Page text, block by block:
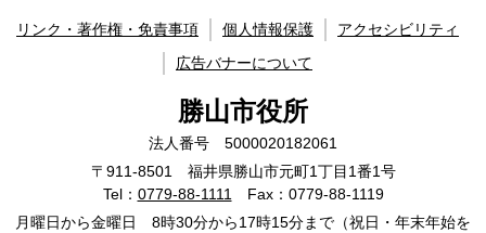
リンク・著作権・免責事項 個人情報保護
アクセシビリティ
広告バナーについて
勝山市役所
法人番号 5000020182061
〒911-8501 福井県勝山市元町1丁目1番1号
Tel： 0779-88-1111
Fax：0779-88-1119
月曜日から金曜日 8時30分から17時15分まで（祝日・年末年始を